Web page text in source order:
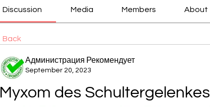
Discussion Media Members About
Back
Администрация Рекомендует
September 20, 2023
Myxom des Schultergelenkes